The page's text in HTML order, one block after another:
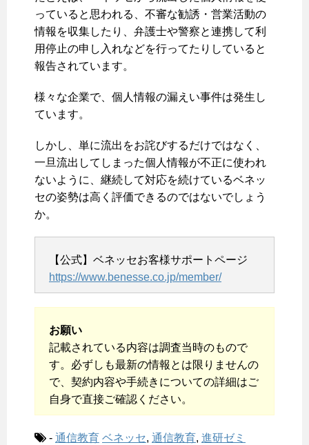
っていると思われる、不審な勧誘・営業活動の
情報を収集したり、弁護士や警察と連携して利
用停止の申し入れなどを行ってたりしていると
報告されています。
様々な企業で、個人情報の漏えい事件は発生し
ています。
しかし、単に流出をお詫びするだけではなく、
一旦流出してしまった個人情報が不正に使われ
ないように、継続して対応を続けているベネッ
セの姿勢は高く評価できるのではないでしょう
か。
【公式】ベネッセお客様サポートページ
https://www.benesse.co.jp/member/
お願い
記載されている内容は調査当時のもので
す。必ずしも最新の情報とは限りませんの
で、契約内容や手続きについての詳細はご
自身で直接ご確認ください。
- 通信教育 ベネッセ, 通信教育, 進研ゼミ